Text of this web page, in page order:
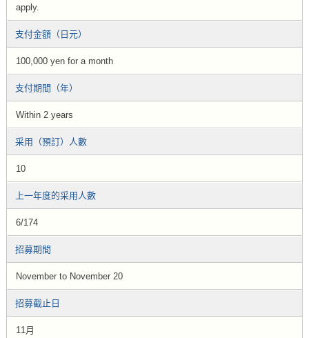
apply.
支付金額（日元）
100,000 yen for a month
支付期間（年）
Within 2 years
采用（預訂）人數
10
上一年度的采用人數
6/174
招募期間
November to November 20
招募截止日
11月